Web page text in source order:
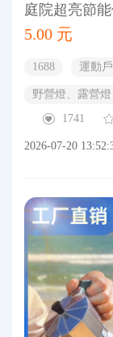
庭院超亮節
5.00 元
1688 運動
野營燈、露營燈
1741
2026-07-20